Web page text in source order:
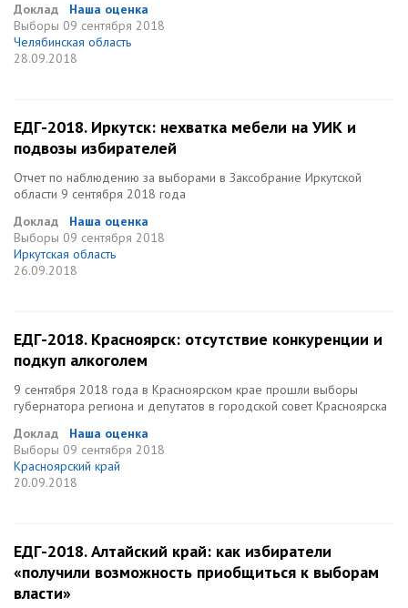
Доклад
Наша оценка
Выборы 09 сентября 2018
Челябинская область
28.09.2018
ЕДГ-2018. Иркутск: нехватка мебели на УИК и
подвозы избирателей
Отчет по наблюдению за выборами в Заксобрание Иркутской
области 9 сентября 2018 года
Доклад
Наша оценка
Выборы 09 сентября 2018
Иркутская область
26.09.2018
ЕДГ-2018. Красноярск: отсутствие конкуренции и
подкуп алкоголем
9 сентября 2018 года в Красноярском крае прошли выборы
губернатора региона и депутатов в городской совет Красноярска
Доклад
Наша оценка
Выборы 09 сентября 2018
Красноярский край
20.09.2018
ЕДГ-2018. Алтайский край: как избиратели
«получили возможность приобщиться к выборам
власти»